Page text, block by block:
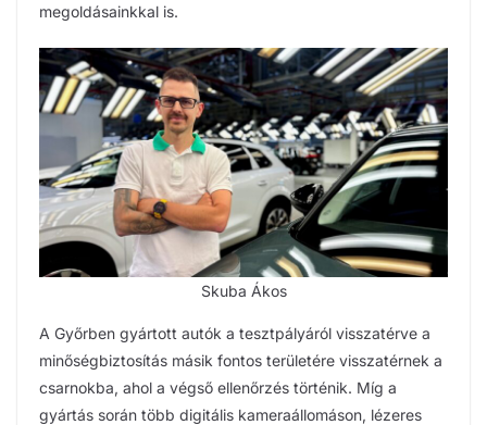
megoldásainkkal is.
Skuba Ákos
A Győrben gyártott autók a tesztpályáról visszatérve a
minőségbiztosítás másik fontos területére visszatérnek a
csarnokba, ahol a végső ellenőrzés történik. Míg a
gyártás során több digitális kameraállomáson, lézeres